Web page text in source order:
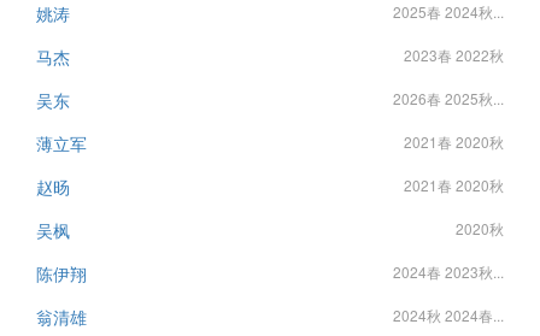
姚涛 2025春 2024秋...
马杰 2023春 2022秋
吴东 2026春 2025秋...
薄立军 2021春 2020秋
赵旸 2021春 2020秋
吴枫 2020秋
陈伊翔 2024春 2023秋...
翁清雄 2024秋 2024春...